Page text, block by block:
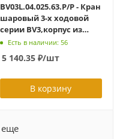
BV03L.04.025.63.Р/Р - Кран
шаровый 3-х ходовой
серии BV3,корпус из
нерж. стали,
полупроходной DN25
PN63, тип
резьба/резьба, L-порт
Есть в наличии: 56
5 140.35₽/шт
В корзину
еще